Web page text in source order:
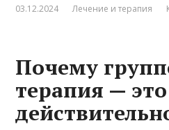
03.12.2024 Лечение и терапия
Почему
терапия — это